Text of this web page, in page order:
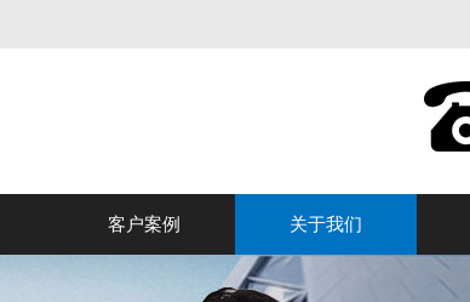
客户案例 关于我们